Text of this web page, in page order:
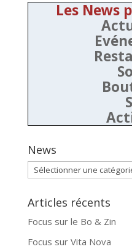
Les News
News
News
Articles récents
Focus sur le Bo & Zin
Focus sur Vita Nova